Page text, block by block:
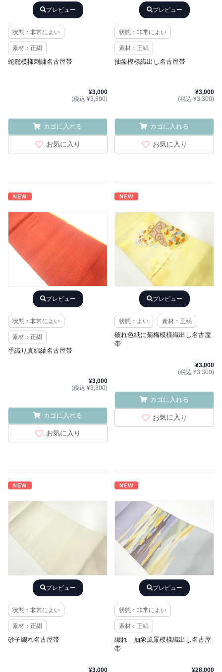
プレビュー
状態：非常によい
素材：正絹
蛇籠模様刺繍名古屋帯
¥3,000
(税込 ¥3,300)
カゴに入れる
お気に入り
プレビュー
状態：非常によい
素材：正絹
抽象模様織出し名古屋帯
¥3,000
(税込 ¥3,300)
カゴに入れる
お気に入り
NEW
プレビュー
状態：非常によい
素材：正絹
手織り真綿紬名古屋帯
¥3,000
(税込 ¥3,300)
カゴに入れる
お気に入り
NEW
プレビュー
状態：よい 素材：正絹
破れ色紙に菊梅模様織出し名古屋
帯
¥3,000
(税込 ¥3,300)
カゴに入れる
お気に入り
NEW
プレビュー
状態：非常によい
素材：正絹
砂子綴れ名古屋帯
¥3,000
NEW
プレビュー
状態：非常によい
素材：正絹
綴れ 抽象風景模様織出し名古屋
帯
¥28,000